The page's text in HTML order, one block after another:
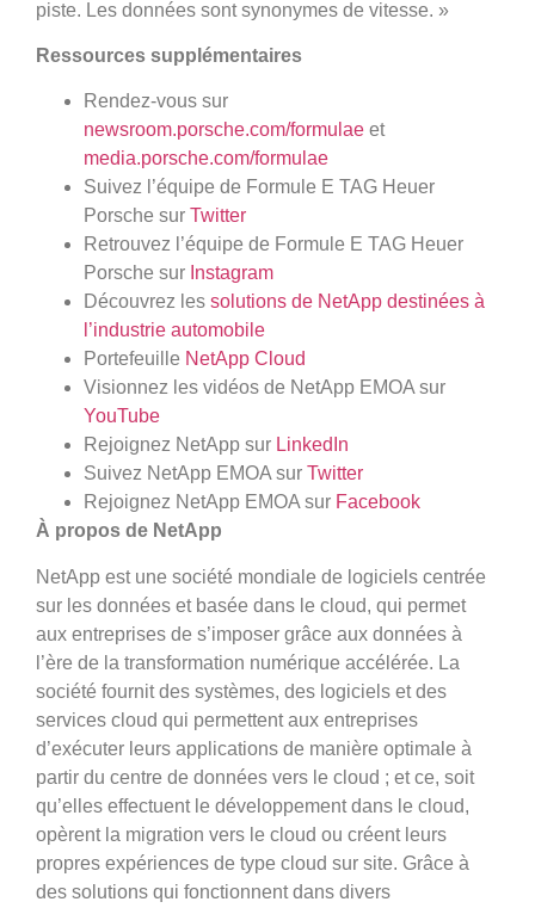
piste. Les données sont synonymes de vitesse. »
Ressources supplémentaires
Rendez-vous sur
newsroom.porsche.com/formulae et
media.porsche.com/formulae
Suivez l’équipe de Formule E TAG Heuer
Porsche sur Twitter
Retrouvez l’équipe de Formule E TAG Heuer
Porsche sur Instagram
Découvrez les solutions de NetApp destinées à
l’industrie automobile
Portefeuille NetApp Cloud
Visionnez les vidéos de NetApp EMOA sur
YouTube
Rejoignez NetApp sur LinkedIn
Suivez NetApp EMOA sur Twitter
Rejoignez NetApp EMOA sur Facebook
À propos de NetApp
NetApp est une société mondiale de logiciels centrée
sur les données et basée dans le cloud, qui permet
aux entreprises de s’imposer grâce aux données à
l’ère de la transformation numérique accélérée. La
société fournit des systèmes, des logiciels et des
services cloud qui permettent aux entreprises
d’exécuter leurs applications de manière optimale à
partir du centre de données vers le cloud ; et ce, soit
qu’elles effectuent le développement dans le cloud,
opèrent la migration vers le cloud ou créent leurs
propres expériences de type cloud sur site. Grâce à
des solutions qui fonctionnent dans divers